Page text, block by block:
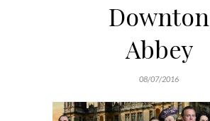
Downton
Abbey
08/07/2016